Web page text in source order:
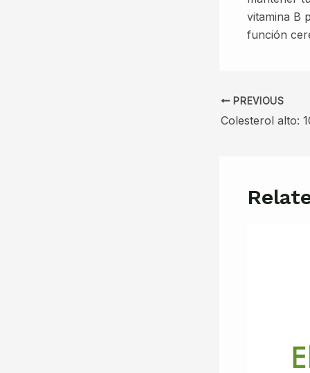
vitamina B
función
Post
navigation
PREVIOUS